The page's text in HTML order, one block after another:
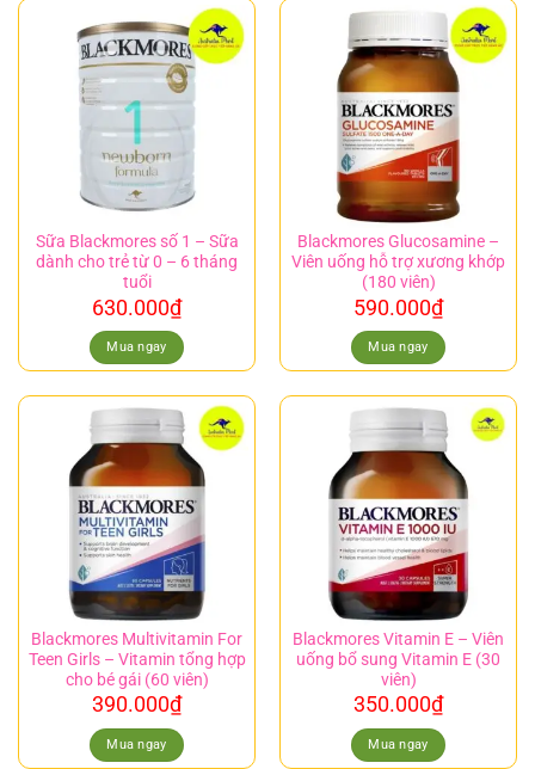
Sữa Blackmores số 1 – Sữa
dành cho trẻ từ 0 – 6 tháng
tuổi
630.000₫
Mua ngay
Blackmores Glucosamine –
Viên uống hỗ trợ xương khớp
(180 viên)
590.000₫
Mua ngay
Blackmores Multivitamin For
Teen Girls – Vitamin tổng hợp
cho bé gái (60 viên)
390.000₫
Mua ngay
Blackmores Vitamin E – Viên
uống bổ sung Vitamin E (30
viên)
350.000₫
Mua ngay